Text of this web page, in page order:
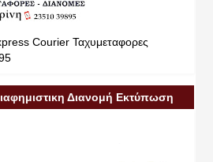
Courier Ταχυμεταφορες
Διανομή Εκτύπωση